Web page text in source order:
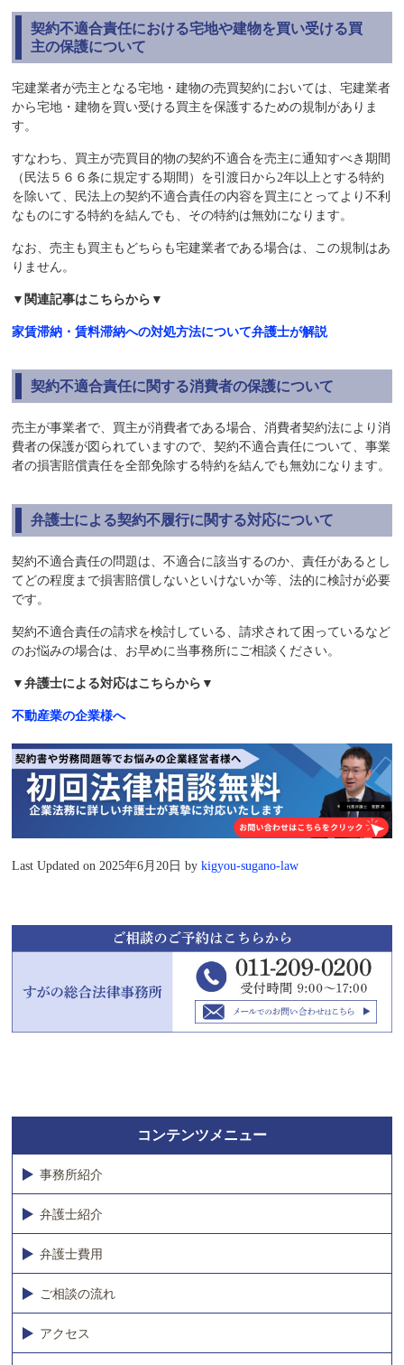
契約不適合責任における宅地や建物を買い受ける買
主の保護について
宅建業者が売主となる宅地・建物の売買契約においては、宅建業者
から宅地・建物を買い受ける買主を保護するための規制がありま
す。
すなわち、買主が売買目的物の契約不適合を売主に通知すべき期間
（民法５６６条に規定する期間）を引渡日から2年以上とする特約
を除いて、民法上の契約不適合責任の内容を買主にとってより不利
なものにする特約を結んでも、その特約は無効になります。
なお、売主も買主もどちらも宅建業者である場合は、この規制はあ
りません。
▼関連記事はこちらから▼
家賃滞納・賃料滞納への対処方法について弁護士が解説
契約不適合責任に関する消費者の保護について
売主が事業者で、買主が消費者である場合、消費者契約法により消
費者の保護が図られていますので、契約不適合責任について、事業
者の損害賠償責任を全部免除する特約を結んでも無効になります。
弁護士による契約不履行に関する対応について
契約不適合責任の問題は、不適合に該当するのか、責任があるとし
てどの程度まで損害賠償しないといけないか等、法的に検討が必要
です。
契約不適合責任の請求を検討している、請求されて困っているなど
のお悩みの場合は、お早めに当事務所にご相談ください。
▼弁護士による対応はこちらから▼
不動産業の企業様へ
Last Updated on 2025年6月20日 bykigyou-sugano-law
コンテンツメニュー
事務所紹介
弁護士紹介
弁護士費用
ご相談の流れ
アクセス